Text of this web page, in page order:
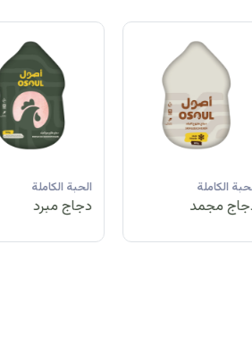
الحبة الكاملة
دجاج مبرد
الحبة الكاملة
دجاج مجمد
الحبة الكاملة
دجاج مجمد